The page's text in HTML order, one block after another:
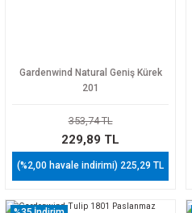
Gardenwind Natural Geniş Kürek
201
353,74 TL
229,89 TL
(%2,00 havale indirimi) 225,29 TL